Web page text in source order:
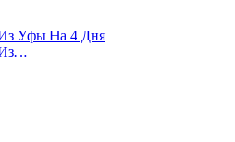
Уфы На 4 Дня
Из…